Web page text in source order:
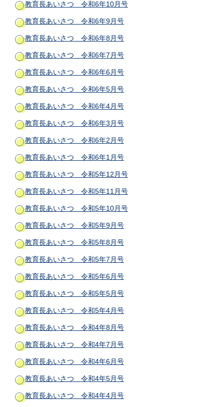
教育長あいさつ 令和6年10月号
教育長あいさつ 令和6年9月号
教育長あいさつ 令和6年8月号
教育長あいさつ 令和6年7月号
教育長あいさつ 令和6年6月号
教育長あいさつ 令和6年5月号
教育長あいさつ 令和6年4月号
教育長あいさつ 令和6年3月号
教育長あいさつ 令和6年2月号
教育長あいさつ 令和6年1月号
教育長あいさつ 令和5年12月号
教育長あいさつ 令和5年11月号
教育長あいさつ 令和5年10月号
教育長あいさつ 令和5年9月号
教育長あいさつ 令和5年8月号
教育長あいさつ 令和5年7月号
教育長あいさつ 令和5年6月号
教育長あいさつ 令和5年5月号
教育長あいさつ 令和5年4月号
教育長あいさつ 令和4年8月号
教育長あいさつ 令和4年7月号
教育長あいさつ 令和4年6月号
教育長あいさつ 令和4年5月号
教育長あいさつ 令和4年4月号